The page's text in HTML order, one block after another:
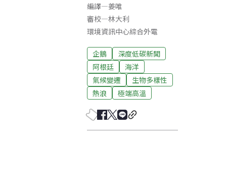
編譯—姜唯
審校—林大利
環境資訊中心綜合外電
企鵝
深度低碳新聞
阿根廷
海洋
氣候變遷
生物多樣性
熱浪
極端高溫